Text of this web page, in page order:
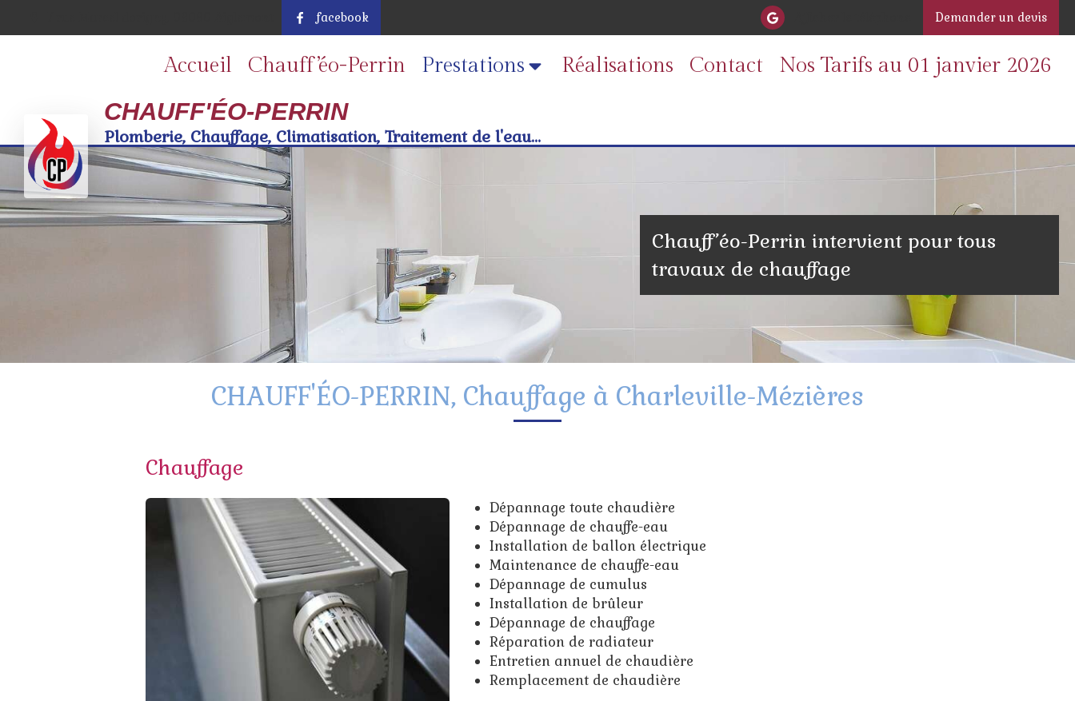
facebook Demander un devis
Accueil Chauff’éo-Perrin Prestations Réalisations Contact Nos Tarifs au 01 janvier 2026
CHAUFF'ÉO-PERRIN
Plomberie, Chauffage, Climatisation, Traitement de l'eau...
Chauff’éo-Perrin intervient pour tous
travaux de chauffage
CHAUFF'ÉO-PERRIN, Chauffage à Charleville-Mézières
Chauffage
Dépannage toute chaudière
Dépannage de chauffe-eau
Installation de ballon électrique
Maintenance de chauffe-eau
Dépannage de cumulus
Installation de brûleur
Dépannage de chauffage
Réparation de radiateur
Entretien annuel de chaudière
Remplacement de chaudière